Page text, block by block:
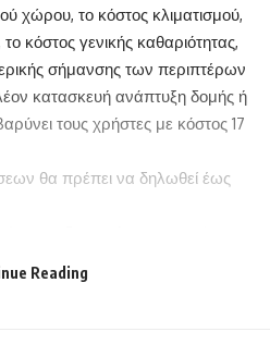
χώρου, το κόστος κλιματισμού,
κόστος γενικής καθαριότητας,
σήμανσης των περιπτέρων
κατασκευή ανάπτυξη δομής ή
τους χρήστες με κόστος 17
θα πρέπει να δηλωθεί έως
του Επιμελητηρίου στο
Reading